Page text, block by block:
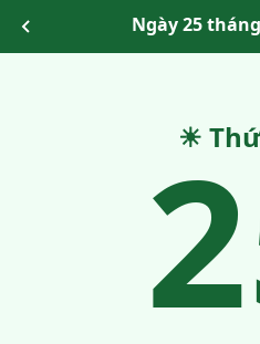
Ngày 25
☀